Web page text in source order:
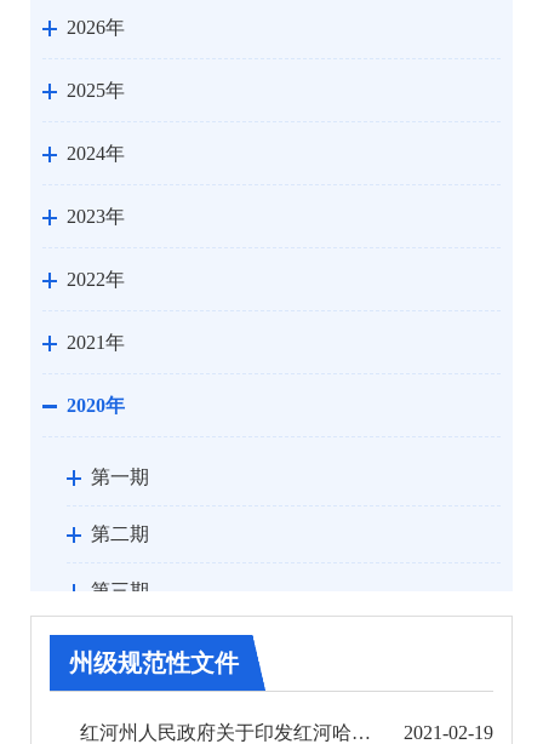
2026年
2025年
2024年
2023年
2022年
2021年
2020年
第一期
第二期
第三期
第四期
州级规范性文件
红河州人民政府关于印发红河哈尼族彝族自治州大屯海 长桥海 三角海保护管理条例实施办法的通 ... 2021-02-19